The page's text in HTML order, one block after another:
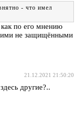
- что имел
по его мнению
не защищёнными
21.12.2021 21:50:20
другие?..